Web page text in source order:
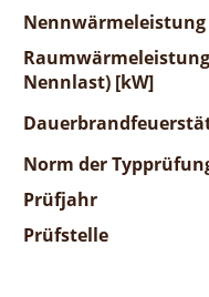
Nennwärmeleistung
Nennlast) [kW]
Norm der
Prüfjahr
Prüfstelle